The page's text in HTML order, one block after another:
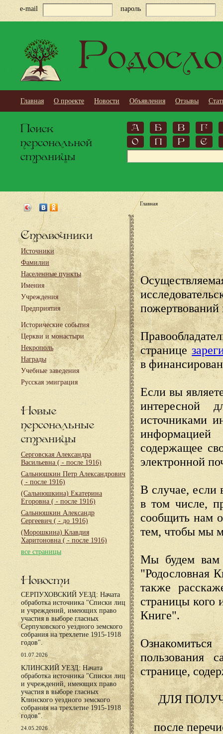
e-mail пароль
Главная О проекте Новости Объявления Отзывы
Поиск
персональной
страницы
А Б В
Г
О
П Р С
Справочники
Источники
Фамилии
Населенные пункты
Имения
Учреждения
Предприятия
Исторические события
Церкви и монастыри
Некрополь
Награды
Учебные заведения
Русская эмиграция
Новые
персональные
страницы
Серговская Александра
Васильевна ( - после 1916)
Сальнюшкин Петр Александрович
( - после 1916)
(Сальнюшкина) Екатерина
Егоровна ( - после 1916)
Сальнюшкин Александр
Сергеевич ( - до 1916)
(Морошкина) Клавдия
Харитоновна ( - после 1916)
все страницы
Новости
СЕРПУХОВСКИЙ УЕЗД: Начата
обработка источника "Списки лиц
и учреждений, имеющих право
участия в выборе гласных
Серпуховского уездного земского
собрания на трехлетие 1915-1918
годов".
01.07.2026
КЛИНСКИЙ УЕЗД: Начата
обработка источника "Списки лиц
и учреждений, имеющих право
участия в выборе гласных
Клинского уездного земского
собрания на трехлетие 1915-1918
годов".
24.05.2026
Главная
пожертвований
странице
в
Если вы
интересной
источниками
содержащее
электронной
В случае, если
в том числе,
сообщить нам
тем, чтобы мы
Мы будем вам
"Родословная
также
страницы кого
Книге".
пользования
странице,
ДЛЯ
после